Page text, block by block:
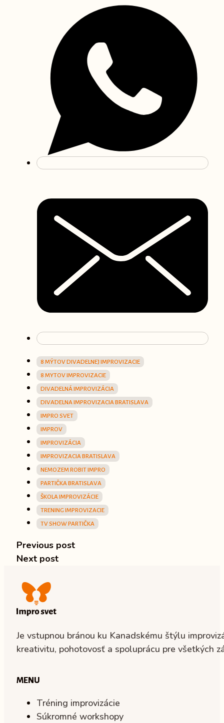
8 MÝTOV DIVADELNEJ IMPROVIZACIE
8 MYTOV IMPROVIZACIE
DIVADELNÁ IMPROVIZÁCIA
DIVADELNA IMPROVIZACIA BRATISLAVA
IMPRO SVET
IMPROV
IMPROVIZÁCIA
IMPROVIZACIA BRATISLAVA
NEMOZEM ROBIT IMPRO
PARTIČKA BRATISLAVA
ŠKOLA IMPROVIZÁCIE
TRENING IMPROVIZACIE
TV SHOW PARTIČKA
Previous post
Next post
Je vstupnou bránou ku Kanadskému štýlu
kreativitu, pohotovosť a spoluprácu pre všetkých
MENU
Tréning improvizácie
Súkromné workshopy